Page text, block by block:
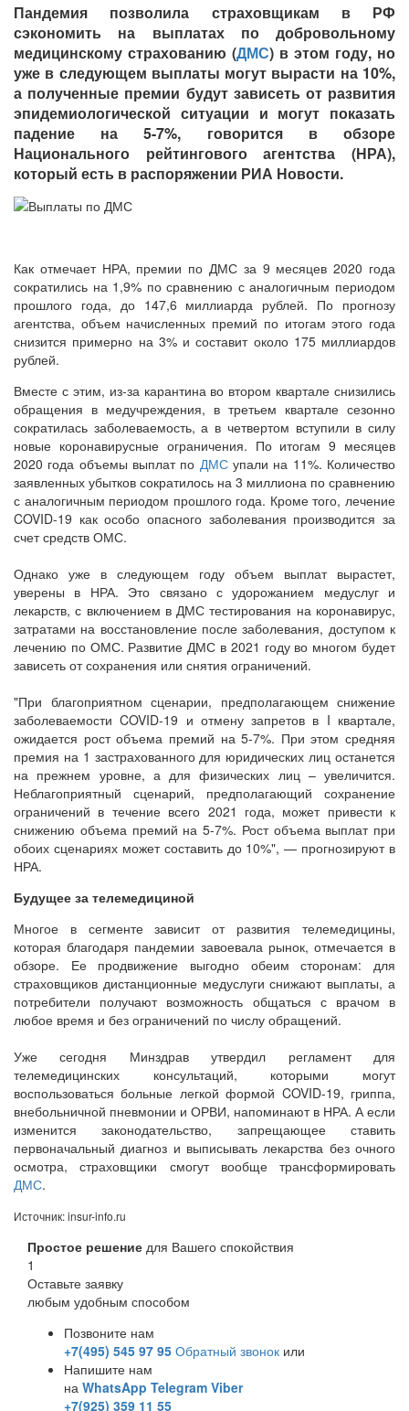
Пандемия позволила страховщикам в РФ
сэкономить на выплатах по добровольному
медицинскому страхованию (ДМС) в этом году, но
уже в следующем выплаты могут вырасти на 10%,
а полученные премии будут зависеть от развития
эпидемиологической ситуации и могут показать
падение на 5-7%, говорится в обзоре
Национального рейтингового агентства (НРА),
который есть в распоряжении РИА Новости.
Как отмечает НРА, премии по ДМС за 9 месяцев 2020 года
сократились на 1,9% по сравнению с аналогичным периодом
прошлого года, до 147,6 миллиарда рублей. По прогнозу
агентства, объем начисленных премий по итогам этого года
снизится примерно на 3% и составит около 175 миллиардов
рублей.
Вместе с этим, из-за карантина во втором квартале снизились
обращения в медучреждения, в третьем квартале сезонно
сократилась заболеваемость, а в четвертом вступили в силу
новые коронавирусные ограничения. По итогам 9 месяцев
2020 года объемы выплат по ДМСупали на 11%. Количество
заявленных убытков сократилось на 3 миллиона по сравнению
с аналогичным периодом прошлого года. Кроме того, лечение
COVID-19 как особо опасного заболевания производится за
счет средств ОМС.
Однако уже в следующем году объем выплат вырастет,
уверены в НРА. Это связано с удорожанием медуслуг и
лекарств, с включением в ДМС тестирования на коронавирус,
затратами на восстановление после заболевания, доступом к
лечению по ОМС. Развитие ДМС в 2021 году во многом будет
зависеть от сохранения или снятия ограничений.
"При благоприятном сценарии, предполагающем снижение
заболеваемости COVID-19 и отмену запретов в I квартале,
ожидается рост объема премий на 5-7%. При этом средняя
премия на 1 застрахованного для юридических лиц останется
на прежнем уровне, а для физических лиц – увеличится.
Неблагоприятный сценарий, предполагающий сохранение
ограничений в течение всего 2021 года, может привести к
снижению объема премий на 5-7%. Рост объема выплат при
обоих сценариях может составить до 10%", — прогнозируют в
НРА.
Будущее за телемедициной
Многое в сегменте зависит от развития телемедицины,
которая благодаря пандемии завоевала рынок, отмечается в
обзоре. Ее продвижение выгодно обеим сторонам: для
страховщиков дистанционные медуслуги снижают выплаты, а
потребители получают возможность общаться с врачом в
любое время и без ограничений по числу обращений.
Уже сегодня Минздрав утвердил регламент для
телемедицинских консультаций, которыми могут
воспользоваться больные легкой формой COVID-19, гриппа,
внебольничной пневмонии и ОРВИ, напоминают в НРА. А если
изменится законодательство, запрещающее ставить
первоначальный диагноз и выписывать лекарства без очного
осмотра, страховщики смогут вообще трансформировать
ДМС.
Источник: insur-info.ru
Простое решение для Вашего спокойствия
1
Оставьте заявку
любым удобным способом
Позвоните нам
+7(495) 545 97 95 Обратный звонок или
Напишите нам
на WhatsApp Telegram Viber
+7(925) 359 11 55